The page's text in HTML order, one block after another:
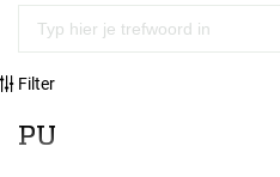
Filter
PU